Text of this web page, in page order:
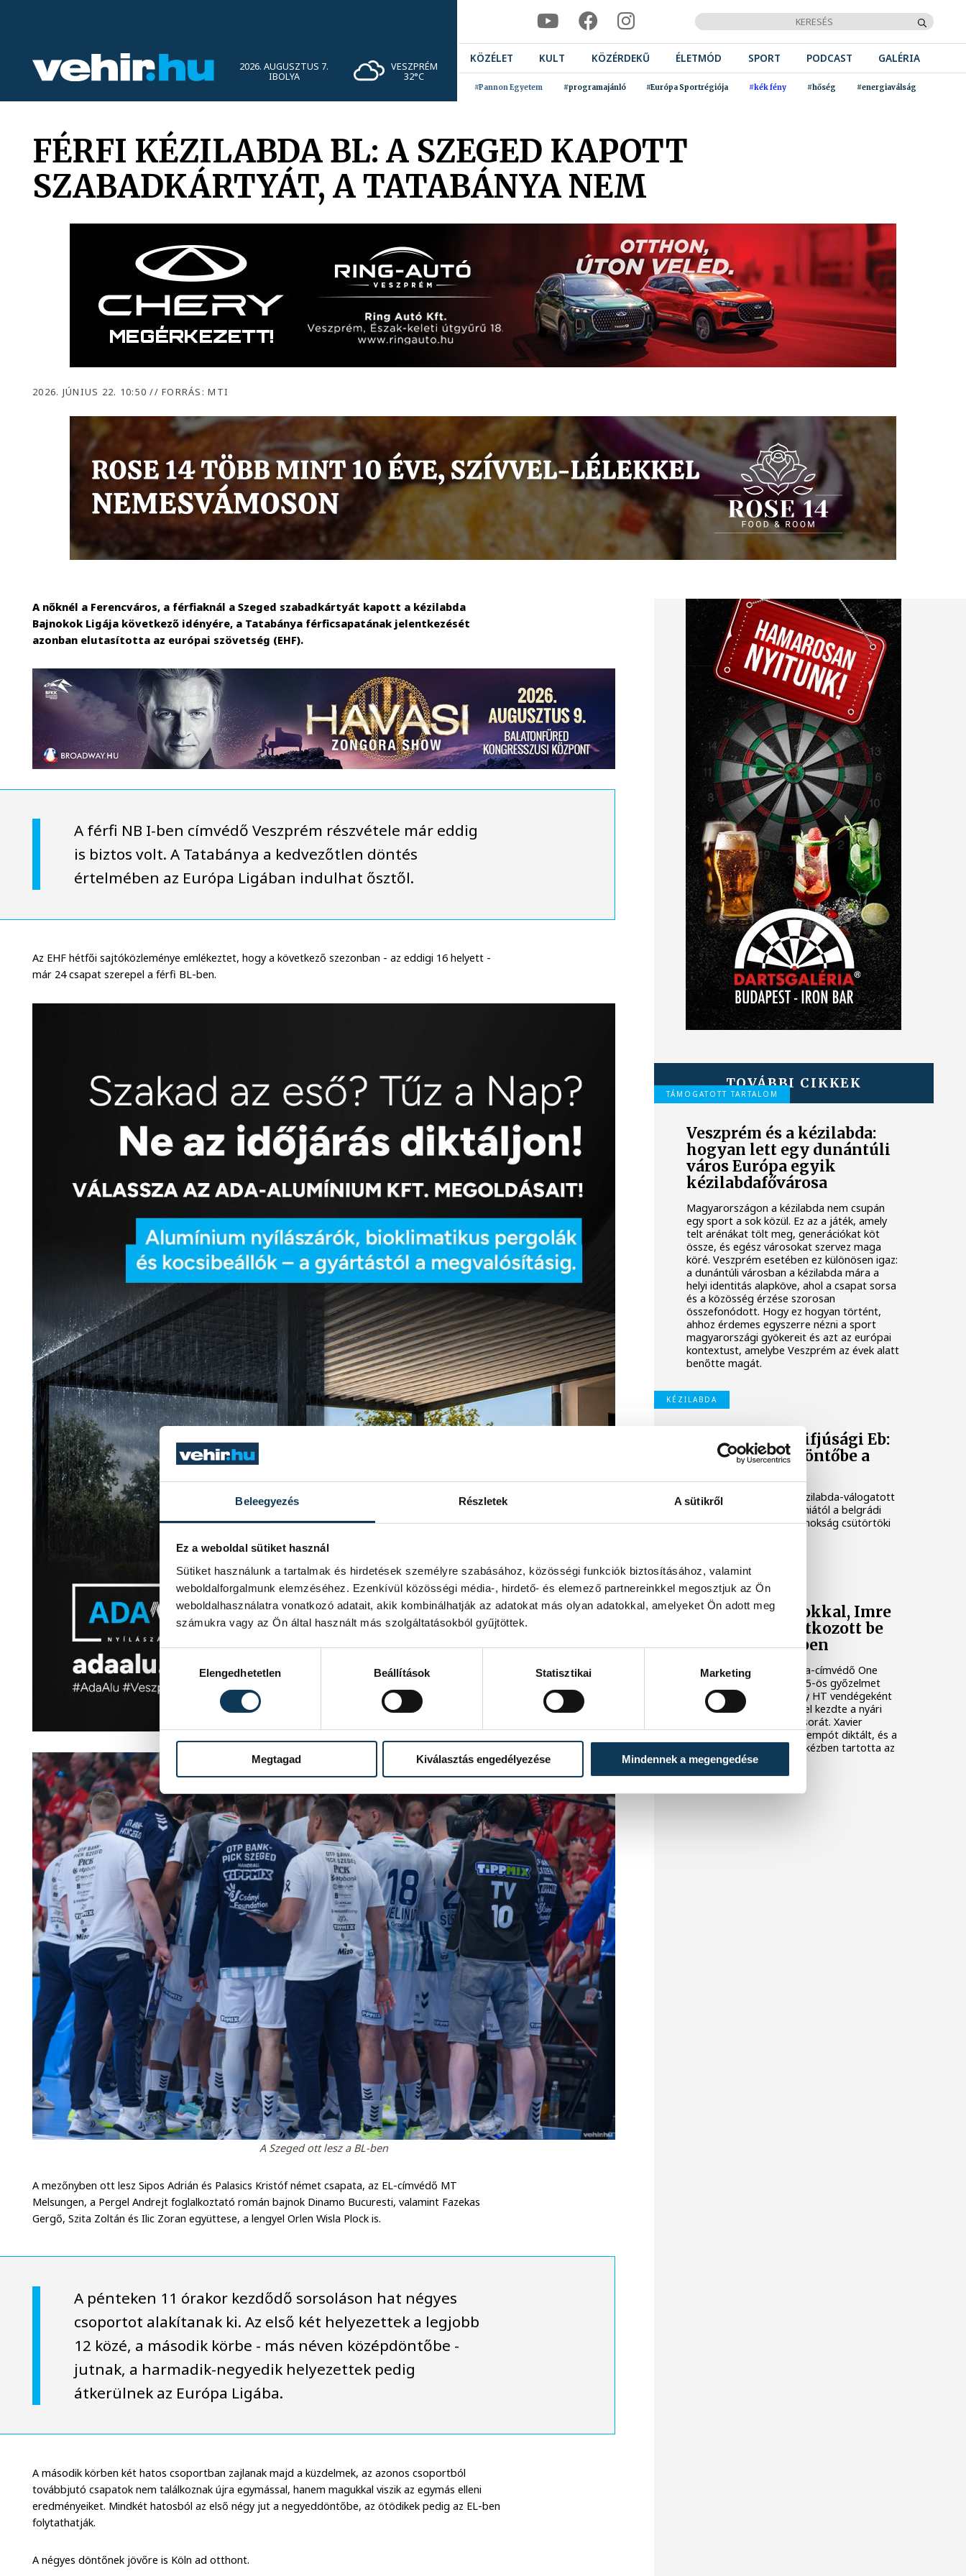
Beleegyezés Részletek A sütikről
Ez a weboldal sütiket használ
Sütiket használunk a tartalmak és hirdetések személyre szabásához, közösségi funkciók biztosításához, valamint
weboldalforgalmunk elemzéséhez. Ezenkívül közösségi média-, hirdető- és elemező partnereinkkel megosztjuk az Ön
weboldalhasználatra vonatkozó adatait, akik kombinálhatják az adatokat más olyan adatokkal, amelyeket Ön adott meg
számukra vagy az Ön által használt más szolgáltatásokból gyűjtöttek.
Elengedhetetlen
Beállítások Statisztikai Marketing
Megtagad Kiválasztás engedélyezése Mindennek a megengedése
2026. AUGUSZTUS 7.
IBOLYA
VESZPRÉM
32°C
KÖZÉLET KULT KÖZÉRDEKŰ ÉLETMÓD SPORT PODCAST GALÉRIA
#Pannon Egyetem #programajánló #Európa Sportrégiója #kék fény #hőség #energiaválság
FÉRFI KÉZILABDA BL: A SZEGED KAPOTT
SZABADKÁRTYÁT, A TATABÁNYA NEM
2026. JÚNIUS 22. 10:50// FORRÁS: MTI
A nőknél a Ferencváros, a férfiaknál a Szeged szabadkártyát kapott a kézilabda
Bajnokok Ligája következő idényére, a Tatabánya férficsapatának jelentkezését
azonban elutasította az európai szövetség (EHF).
A férfi NB I-ben címvédő Veszprém részvétele már eddig
is biztos volt. A Tatabánya a kedvezőtlen döntés
értelmében az Európa Ligában indulhat ősztől.
Az EHF hétfői sajtóközleménye emlékeztet, hogy a következő szezonban - az eddigi 16 helyett -
már 24 csapat szerepel a férfi BL-ben.
A Szeged ott lesz a BL-ben
A mezőnyben ott lesz Sipos Adrián és Palasics Kristóf német csapata, az EL-címvédő MT
Melsungen, a Pergel Andrejt foglalkoztató román bajnok Dinamo Bucuresti, valamint Fazekas
Gergő, Szita Zoltán és Ilic Zoran együttese, a lengyel Orlen Wisla Plock is.
A pénteken 11 órakor kezdődő sorsoláson hat négyes
csoportot alakítanak ki. Az első két helyezettek a legjobb
12 közé, a második körbe - más néven középdöntőbe -
jutnak, a harmadik-negyedik helyezettek pedig
átkerülnek az Európa Ligába.
A második körben két hatos csoportban zajlanak majd a küzdelmek, az azonos csoportból
továbbjutó csapatok nem találkoznak újra egymással, hanem magukkal viszik az egymás elleni
eredményeiket. Mindkét hatosból az első négy jut a negyeddöntőbe, az ötödikek pedig az EL-ben
folytathatják.
A négyes döntőnek jövőre is Köln ad otthont.
TOVÁBBI CIKKEK
TÁMOGATOTT TARTALOM
Veszprém és a kézilabda:
hogyan lett egy dunántúli
város Európa egyik
kézilabdafővárosa
Magyarországon a kézilabda nem csupán
egy sport a sok közül. Ez az a játék, amely
telt arénákat tölt meg, generációkat köt
össze, és egész városokat szervez maga
köré. Veszprém esetében ez különösen igaz:
a dunántúli városban a kézilabda mára a
helyi identitás alapköve, ahol a csapat sorsa
és a közösség érzése szorosan
összefonódott. Hogy ez hogyan történt,
ahhoz érdemes egyszerre nézni a sport
magyarországi gyökereit és azt az európai
kontextust, amelybe Veszprém az évek alatt
benőtte magát.
KÉZILABDA
Férfi kézilabda ifjúsági Eb:
nem jutott elődöntőbe a
A magyar férfi ifjúsági kézilabda-válogatott
32-27-re kikapott Szlovéniától a belgrádi
korosztályos Európa-bajnokság csütörtöki
ONE VESZPRÉM HC
Nielsen bravúrokkal, Imre
két góllal mutatkozott be
Veszprém-mezben
A bajnoki és Magyar Kupa-címvédő One
Veszprém fölényes, 44–25-ös győzelmet
aratott az ETO University HT vendégeként
csütörtökön, ezzel sikerrel kezdte a nyári
felkészülési mérkőzések sorát. Xavier
Pascual együttese nagy tempót diktált, és a
találkozó nagy részében kézben tartotta az
eseményeket.